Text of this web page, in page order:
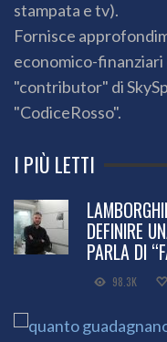
stampata e tv).
Fornisce
economico-finanziari
"contributor" di
"CodiceRosso".
I PIÙ LETTI
DEFINIRE
PARLA DI
98.3K